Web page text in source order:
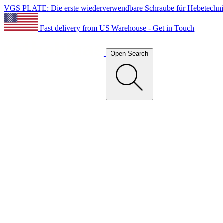
VGS PLATE: Die erste wiederverwendbare Schraube für
Fast delivery from US Warehouse - Get in Touch
Open Search